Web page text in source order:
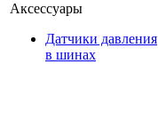
Аксессуары
Датчики давления
в шинах